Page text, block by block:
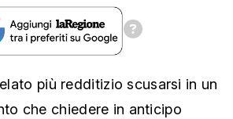
più redditizio scusarsi in un
che chiedere in anticipo